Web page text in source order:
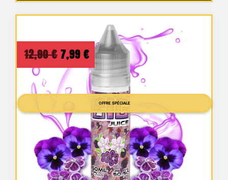
OFFRE SPÉCIALE
12,90€ Le
prix
initial
était :
12,90 €.
7,99 € Le
prix
actuel
est :
7,99 €.